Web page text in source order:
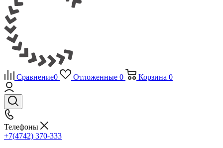
Сравнение0 Отложенные 0 Корзина 0
Телефоны
+7(4742) 370-333